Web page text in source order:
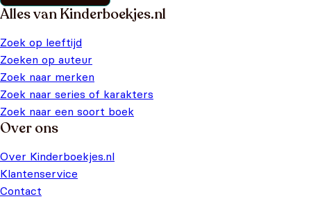
Alles van Kinderboekjes.nl
Zoek op leeftijd
Zoeken op auteur
Zoek naar merken
Zoek naar series of karakters
Zoek naar een soort boek
Over ons
Over Kinderboekjes.nl
Klantenservice
Contact